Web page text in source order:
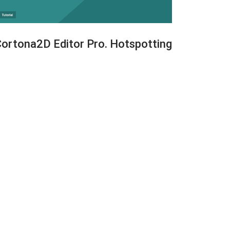
Editor Pro. Hotspotting